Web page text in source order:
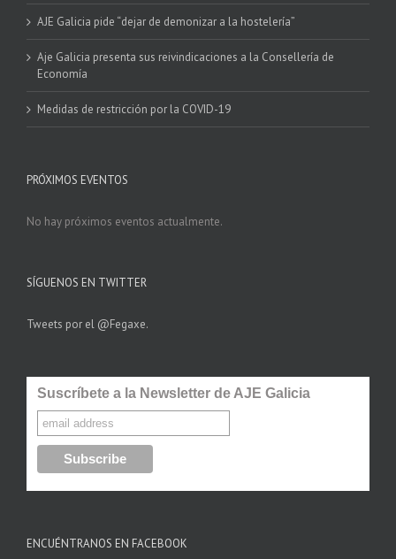
AJE Galicia pide “dejar de demonizar a la hostelería”
Aje Galicia presenta sus reivindicaciones a la Consellería de
Economía
Medidas de restricción por la COVID-19
PRÓXIMOS EVENTOS
No hay próximos eventos actualmente.
SÍGUENOS EN TWITTER
Tweets por el @Fegaxe.
Suscríbete a la Newsletter de AJE Galicia
ENCUÉNTRANOS EN FACEBOOK